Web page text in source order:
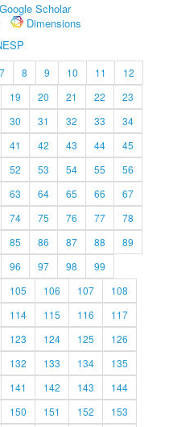
Google Scholar
Dimensions
7 8 9 10 11
12
19 20 21 22
23
30 31 32 33
34
41 42 43 44
45
52 53 54 55
56
63 64 65 66
67
74 75 76 77
78
85 86 87 88
89
96 97 98
99
105 106 107
108
114 115 116
117
123 124 125
126
132 133 134
135
141 142 143
144
150 151 152
153